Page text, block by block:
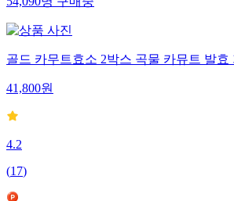
54,090명구매중
골드 카무트효소 2박스 곡물 카뮤트 발효
41,800원
4.2
(17)